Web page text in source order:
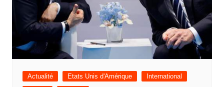
Actualité Etats Unis d'Amérique
International